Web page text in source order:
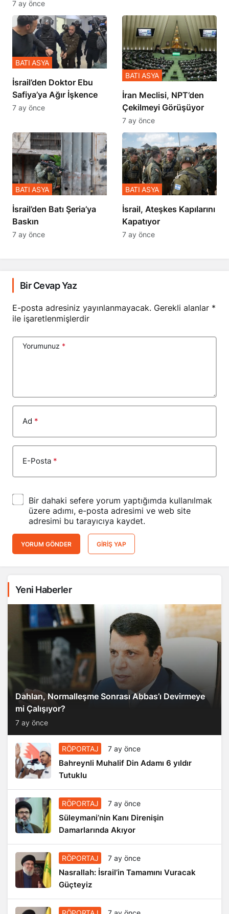
Zulmü Anlattı
7 ay önce
İsrail’den Doktor Ebu
Safiya’ya Ağır İşkence
BATI ASYA
7 ay önce
İran Meclisi, NPT’den
Çekilmeyi Görüşüyor
BATI ASYA
7 ay önce
​​​​​​​İsrail’den Batı Şeria’ya
Baskın
BATI ASYA
7 ay önce
İsrail, Ateşkes Kapılarını
Kapatıyor
BATI ASYA
7 ay önce
Bir Cevap Yaz
E-posta adresiniz yayınlanmayacak. Gerekli alanlar *
ile işaretlenmişlerdir
Yorumunuz *
Ad *
E-Posta *
Bir dahaki sefere yorum yaptığımda kullanılmak
üzere adımı, e-posta adresimi ve web site
adresimi bu tarayıcıya kaydet.
YORUM GÖNDER GIRIŞ YAP
Yeni Haberler
Dahlan, Normalleşme Sonrası Abbas’ı Devirmeye
mi Çalışıyor?
7 ay önce
RÖPORTAJ 7 ay önce
Bahreynli Muhalif Din Adamı 6 yıldır
Tutuklu
RÖPORTAJ 7 ay önce
Süleymani’nin Kanı Direnişin
Damarlarında Akıyor
RÖPORTAJ 7 ay önce
Nasrallah: İsrail’in Tamamını Vuracak
Güçteyiz